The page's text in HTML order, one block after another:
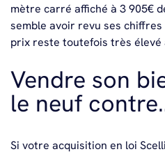
mètre carré affiché à 3 905€
semble avoir revu ses chiffres
prix reste toutefois très élevé
Vendre son
le neuf
Si votre acquisition en loi